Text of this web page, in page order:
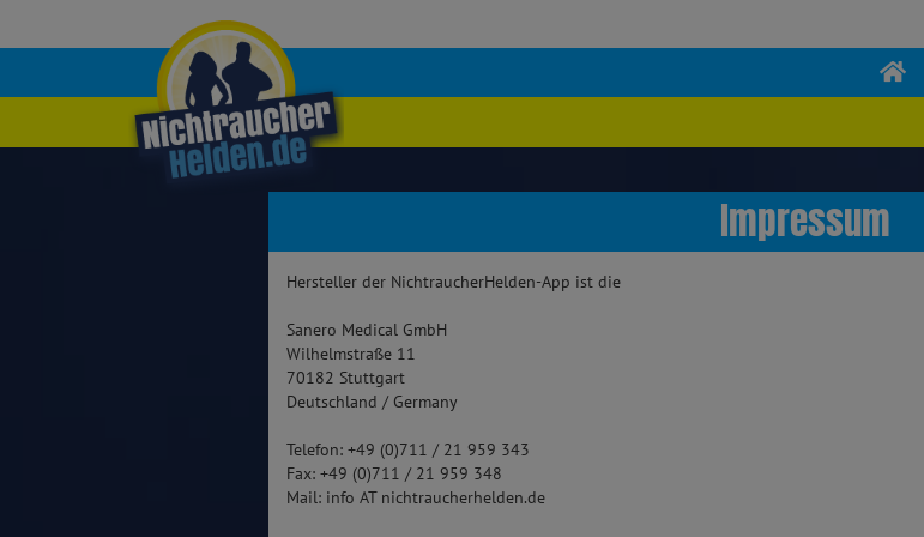
Impressum
Hersteller der NichtraucherHelden-App ist die
Sanero Medical GmbH
Wilhelmstraße 11
70182 Stuttgart
Deutschland / Germany
Telefon: +49 (0)711 / 21 959 343
Fax: +49 (0)711 / 21 959 348
Mail: info AT nichtraucherhelden.de